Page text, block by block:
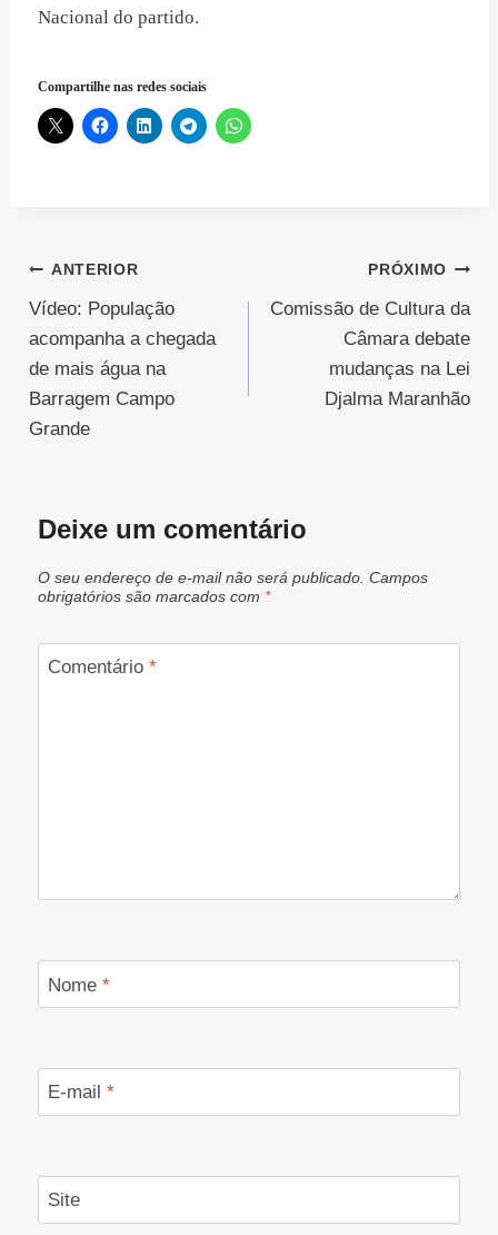
Nacional do partido.
Compartilhe nas redes sociais
Navegação
de
Post
ANTERIOR
Vídeo: População
acompanha a chegada
de mais água na
Barragem Campo
Grande
PRÓXIMO
Comissão de Cultura da
Câmara debate
mudanças na Lei
Djalma Maranhão
Deixe um comentário
O seu endereço de e-mail não será publicado. Campos
obrigatórios são marcados com *
Comentário *
Nome *
E-mail *
Site